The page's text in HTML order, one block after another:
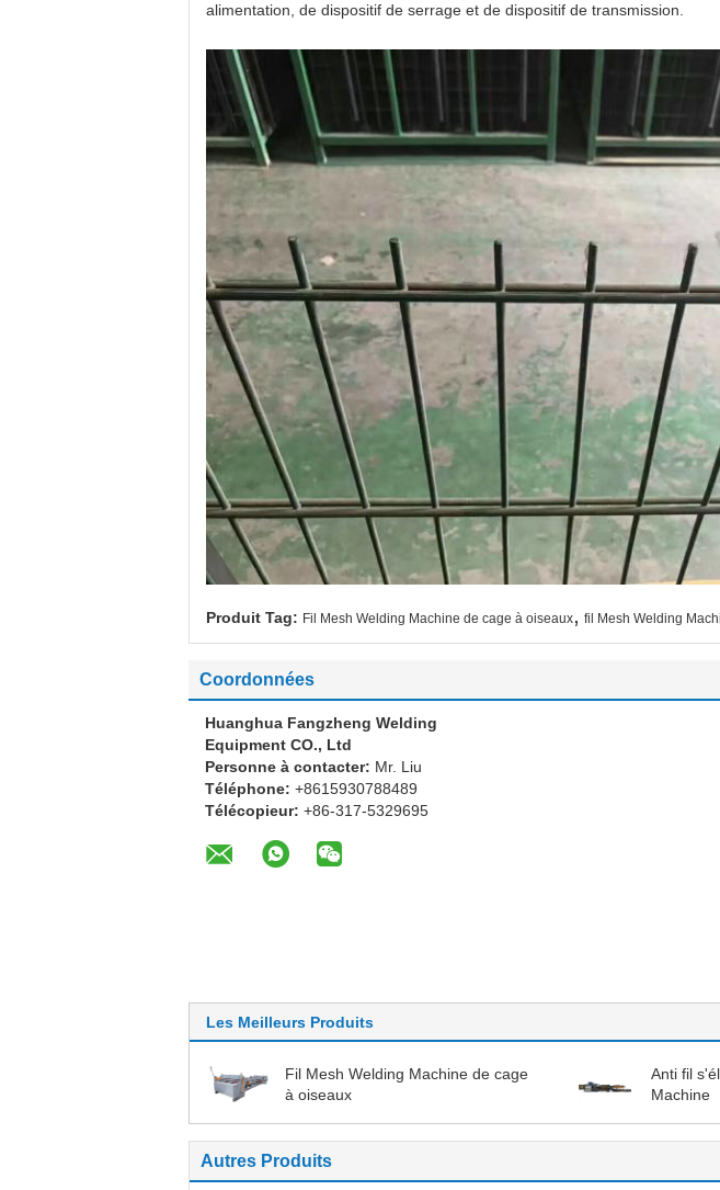
alimentation, de dispositif de serrage et de dispositif de transmission.
Produit Tag: Fil Mesh Welding Machine de cage à oiseaux fil Mesh Welding
Coordonnées
Huanghua Fangzheng Welding
Equipment CO., Ltd
Personne à contacter: Mr. Liu
Téléphone: +8615930788489
Télécopieur: +86-317-5329695
Les Meilleurs Produits
Fil Mesh Welding Machine de cage
à oiseaux
Anti fil
Machine
Autres Produits